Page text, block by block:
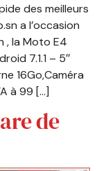
des meilleurs
a l’occasion
, la Moto E4
7.1.1 – 5″
16Go,Caméra
à 99 […]
de